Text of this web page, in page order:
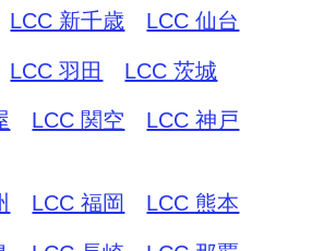
LCC 新千歳 LCC 仙台
LCC 羽田 LCC 茨城
LCC 関空
LCC 神戸
LCC 福岡 LCC 熊本